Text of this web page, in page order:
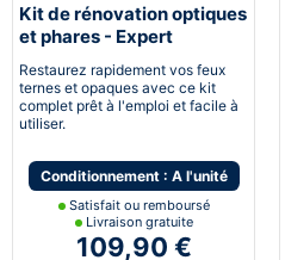
Kit de rénovation optiques
et phares - Expert
Restaurez rapidement vos feux
ternes et opaques avec ce kit
complet prêt à l'emploi et facile à
utiliser.
Conditionnement : A l'unité
Satisfait ou remboursé
Livraison gratuite
109,90 €